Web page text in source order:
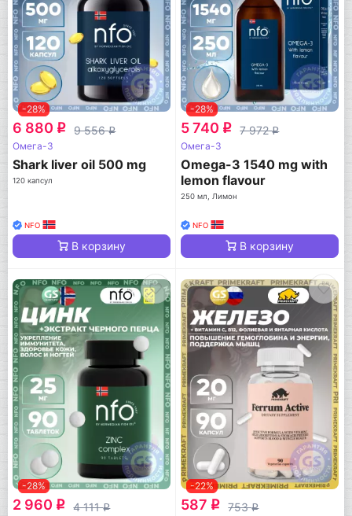
-28%
6 880 q 9 556q
Омега-3
Shark liver oil 500 mg
120 капсул
NFO
В корзину
-28%
5 740 q 7 972q
Омега-3
Omega-3 1540 mg with
lemon flavour
250 мл, Лимон
NFO
В корзину
-28%
2 960 q 4 111q
-22%
587 q 753q